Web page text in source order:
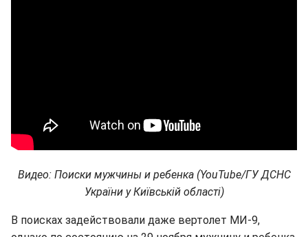
Видео: Поиски мужчины и ребенка (YouTube/ГУ ДСНС
України у Київській області)
В поисках задействовали даже вертолет МИ-9,